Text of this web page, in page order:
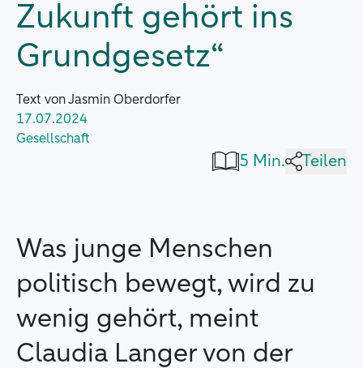
Zukunft gehört ins
Grundgesetz“
Text von Jasmin Oberdorfer
17.07.2024
Gesellschaft
5 Min. Teilen
Was junge Menschen
politisch bewegt, wird zu
wenig gehört, meint
Claudia Langer von der